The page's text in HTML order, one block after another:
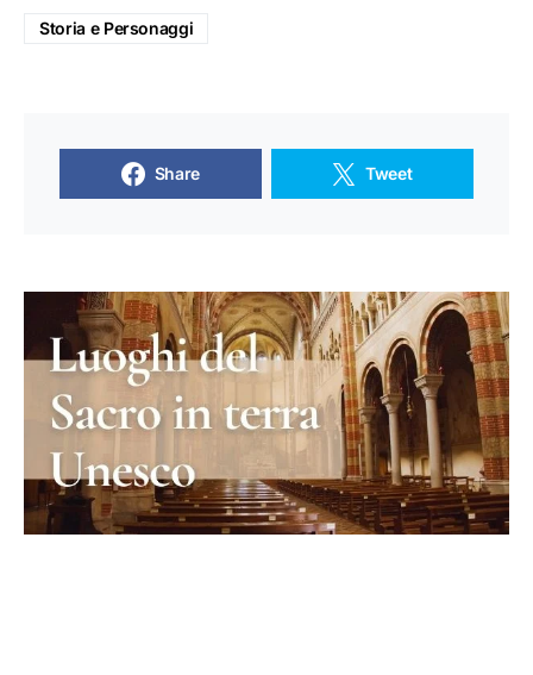
Storia e Personaggi
Share Tweet